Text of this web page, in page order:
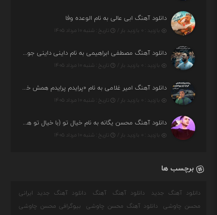
دانلود آهنگ ابی عالی به نام الوعده وفا
بازدید : ۰ بازدید بار / تاریخ : شنبه ۱۰ مرداد ۱۴۰۵
دانلود آهنگ مصطفی ابراهیمی به نام داینی داینی جونم قربون پنج تیر پرونم
بازدید : ۰ بازدید بار / تاریخ : شنبه ۱۰ مرداد ۱۴۰۵
دانلود آهنگ امیر غلامی به نام «پرایدم پرایدم همش خرابه یار نیو کنارم دیگه پولی نداروم (ریمیکس اینستاگرام)»
بازدید : ۰ بازدید بار / تاریخ : شنبه ۱۰ مرداد ۱۴۰۵
دانلود آهنگ محسن یگانه به نام خیال تو (با خیال تو هنوزم مثل هر روز و همیشه ریمیکس)
بازدید : ۰ بازدید بار / تاریخ : شنبه ۱۰ مرداد ۱۴۰۵
برچسب ها
دانلود آهنگ جدید دانلود آهنگ آهنگ
دانلود آهنگ جدید ایرانی
محسن چاوشی
دانلود آهنگ محسن چاوشی بیوگرافی محسن چاوشی